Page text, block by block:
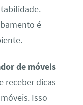
é
de móveis
receber dicas
Isso